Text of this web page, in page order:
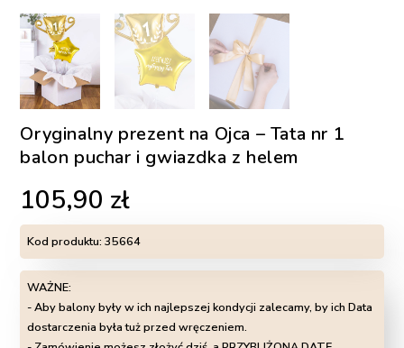
Oryginalny prezent na Ojca – Tata nr 1
balon puchar i gwiazdka z helem
105,90 zł
Kod produktu:35664
WAŻNE:
- Aby balony były w ich najlepszej kondycji zalecamy, by ich Data
dostarczenia była tuż przed wręczeniem.